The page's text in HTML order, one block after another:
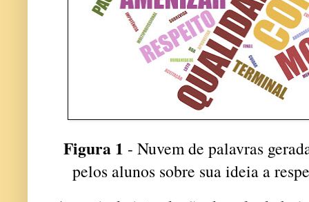
Figura 1 - Nuvem de palavras
pelos alunos sobre sua ideia a